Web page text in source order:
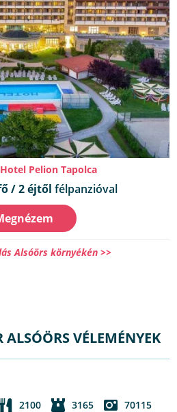
Pelion Tapolca
/ 2 éjtől félpanzióval
Alsóörs környékén >>
ALSÓÖRS VÉLEMÉNYEK
2100 3165 70115